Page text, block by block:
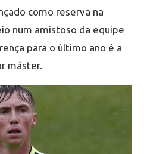
como reserva na
num amistoso da equipe
para o último ano é a
máster.